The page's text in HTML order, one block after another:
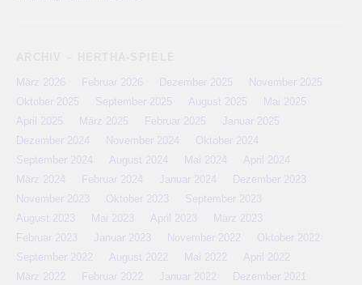
März 2026 Februar 2026 Dezember 2025
November 2025
Oktober 2025
September 2025 August 2025
Mai 2025
April 2025
März 2025 Februar 2025
Januar 2025
Dezember 2024
November 2024
Oktober 2024
September 2024
August 2024 Mai 2024
April 2024
März 2024
Februar 2024 Januar 2024
Dezember 2023
November 2023
Oktober 2023
September 2023
August 2023
Mai 2023 April 2023
März 2023
Februar 2023
Januar 2023 November 2022
Oktober 2022
September 2022
August 2022 Mai 2022
April 2022
März 2022
Februar 2022 Januar 2022
Dezember 2021